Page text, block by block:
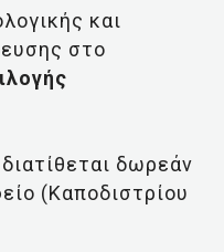
και
στο
δωρεάν
(Καποδιστρίου